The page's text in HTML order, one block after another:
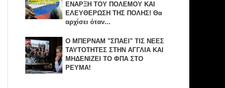
ΕΝΑΡΞΗ TOY ΠΟΛΕΜΟΥ ΚΑΙ
ΕΛΕΥΘΕΡΩΣΗ ΤΗΣ ΠΟΛΗΣ! Θα
αρχίσει όταν...
Ο ΜΠΕΡΝΑΜ "ΣΠΑΕΙ" ΤΙΣ ΝΕΕΣ
ΤΑΥΤΟΤΗΤΕΣ ΣΤΗΝ ΑΓΓΛΙΑ KAI
ΜΗΔΕΝΙZΕΙ ΤΟ ΦΠΑ ΣΤΟ
ΡΕΥΜΑ!